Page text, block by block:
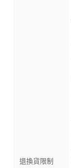
退換貨限制